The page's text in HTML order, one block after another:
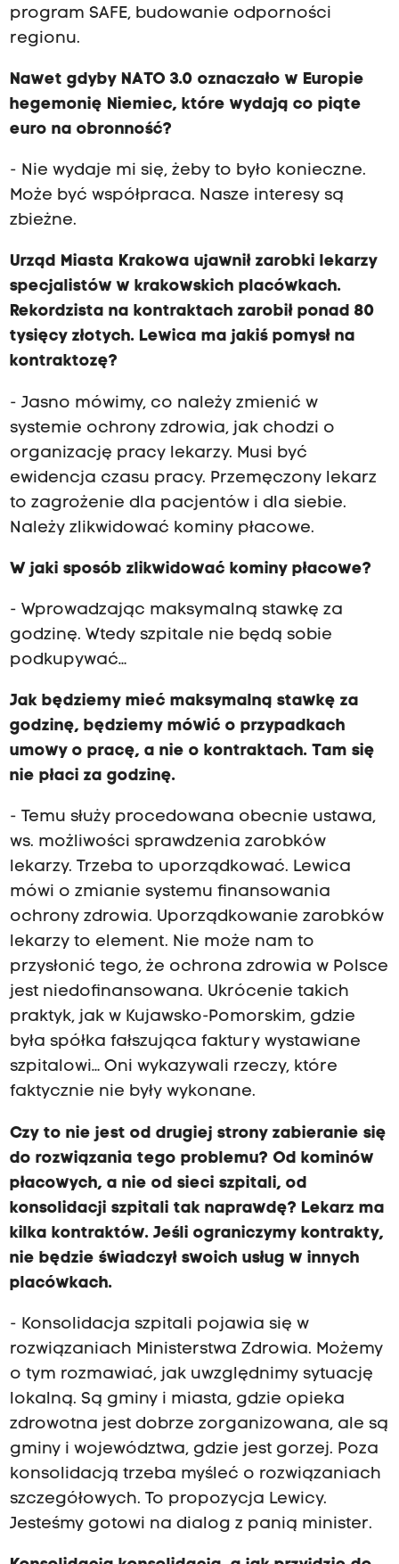
program SAFE, budowanie odporności
regionu.
Nawet gdyby NATO 3.0 oznaczało w Europie
hegemonię Niemiec, które wydają co piąte
euro na obronność?
- Nie wydaje mi się, żeby to było konieczne.
Może być współpraca. Nasze interesy są
zbieżne.
Urząd Miasta Krakowa ujawnił zarobki lekarzy
specjalistów w krakowskich placówkach.
Rekordzista na kontraktach zarobił ponad 80
tysięcy złotych. Lewica ma jakiś pomysł na
kontraktozę?
- Jasno mówimy, co należy zmienić w
systemie ochrony zdrowia, jak chodzi o
organizację pracy lekarzy. Musi być
ewidencja czasu pracy. Przemęczony lekarz
to zagrożenie dla pacjentów i dla siebie.
Należy zlikwidować kominy płacowe.
W jaki sposób zlikwidować kominy płacowe?
- Wprowadzając maksymalną stawkę za
godzinę. Wtedy szpitale nie będą sobie
podkupywać…
Jak będziemy mieć maksymalną stawkę za
godzinę, będziemy mówić o przypadkach
umowy o pracę, a nie o kontraktach. Tam się
nie płaci za godzinę.
- Temu służy procedowana obecnie ustawa,
ws. możliwości sprawdzenia zarobków
lekarzy. Trzeba to uporządkować. Lewica
mówi o zmianie systemu finansowania
ochrony zdrowia. Uporządkowanie zarobków
lekarzy to element. Nie może nam to
przysłonić tego, że ochrona zdrowia w Polsce
jest niedofinansowana. Ukrócenie takich
praktyk, jak w Kujawsko-Pomorskim, gdzie
była spółka fałszująca faktury wystawiane
szpitalowi… Oni wykazywali rzeczy, które
faktycznie nie były wykonane.
Czy to nie jest od drugiej strony zabieranie się
do rozwiązania tego problemu? Od kominów
płacowych, a nie od sieci szpitali, od
konsolidacji szpitali tak naprawdę? Lekarz ma
kilka kontraktów. Jeśli ograniczymy kontrakty,
nie będzie świadczył swoich usług w innych
placówkach.
- Konsolidacja szpitali pojawia się w
rozwiązaniach Ministerstwa Zdrowia. Możemy
o tym rozmawiać, jak uwzględnimy sytuację
lokalną. Są gminy i miasta, gdzie opieka
zdrowotna jest dobrze zorganizowana, ale są
gminy i województwa, gdzie jest gorzej. Poza
konsolidacją trzeba myśleć o rozwiązaniach
szczegółowych. To propozycja Lewicy.
Jesteśmy gotowi na dialog z panią minister.